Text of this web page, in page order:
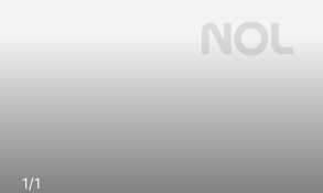
1/1